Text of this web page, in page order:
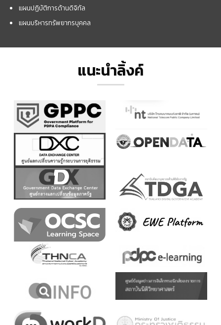
แผนปฏิบัติการด้านดิจิทัล
แผนบริหารทรัพยากรบุคคล
แนะนำลิ้งค์